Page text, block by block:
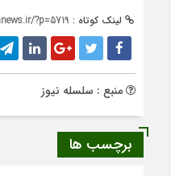
لینک کوتاه : ?p=5719
منبع : سلسله نیوز
برچسب ها